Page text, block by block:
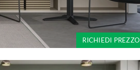
RICHIEDI PREZZO